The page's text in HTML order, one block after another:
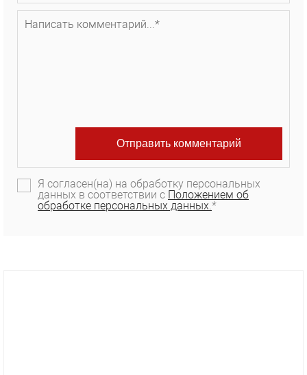
Я согласен(на) на обработку персональных
данных в соответствии с Положением об
обработке персональных данных.*